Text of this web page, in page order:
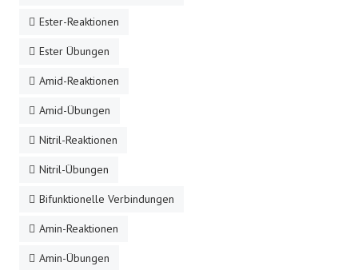
Ester-Reaktionen
Ester Übungen
Amid-Reaktionen
Amid-Übungen
Nitril-Reaktionen
Nitril-Übungen
Bifunktionelle Verbindungen
Amin-Reaktionen
Amin-Übungen